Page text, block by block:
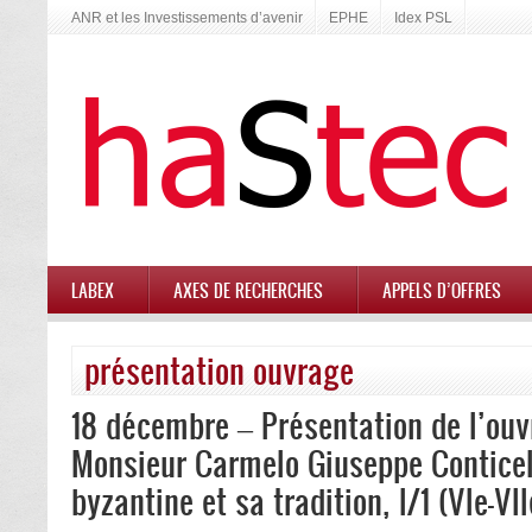
ANR et les Investissements d’avenir EPHE Idex PSL
LABEX AXES DE RECHERCHES APPELS D’OFFRES
présentation ouvrage
18 décembre – Présentation de
Monsieur Carmelo Giuseppe
byzantine et sa tradition, I/1 (VIe-